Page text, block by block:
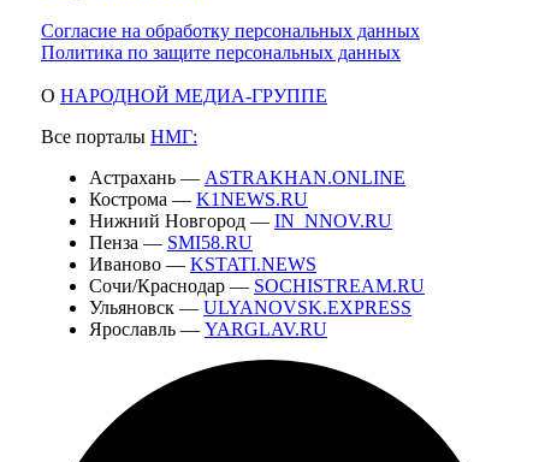
Согласие на обработку персональных данных
Политика по защите персональных данных
О НАРОДНОЙ МЕДИА-ГРУППЕ
Все порталы НМГ:
Астрахань — ASTRAKHAN.ONLINE
Кострома — K1NEWS.RU
Нижний Новгород — IN_NNOV.RU
Пенза — SMI58.RU
Иваново — KSTATI.NEWS
Сочи/Краснодар — SOCHISTREAM.RU
Ульяновск — ULYANOVSK.EXPRESS
Ярославль — YARGLAV.RU